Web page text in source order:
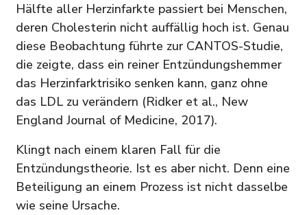
Hälfte aller Herzinfarkte passiert bei Menschen,
deren Cholesterin nicht auffällig hoch ist. Genau
diese Beobachtung führte zur CANTOS-Studie,
die zeigte, dass ein reiner Entzündungshemmer
das Herzinfarktrisiko senken kann, ganz ohne
das LDL zu verändern (Ridker et al., New
England Journal of Medicine, 2017).
Klingt nach einem klaren Fall für die
Entzündungstheorie. Ist es aber nicht. Denn eine
Beteiligung an einem Prozess ist nicht dasselbe
wie seine Ursache.